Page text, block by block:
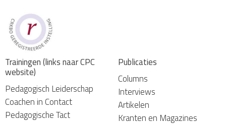
Trainingen (links naar CPC
website)
Pedagogisch Leiderschap
Coachen in Contact
Pedagogische Tact
Publicaties
Columns
Interviews
Artikelen
Kranten en Magazines